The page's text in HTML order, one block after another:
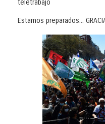
teletrabajo
Estamos preparados...